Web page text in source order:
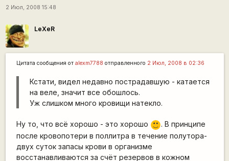
2 Июл, 2008 15:48
LeXeR
Цитата сообщения от alexm7788 отправленного 2 Июл, 2008 в 02:36
Кстати, видел недавно пострадавшую - катается
на веле, значит все обошлось.
Уж слишком много кровищи натекло.
Ну то, что всё хорошо - это хорошо :) . В принципе
после кровопотери в поллитра в течение полутора-
двух суток запасы крови в организме
восстанавливаются за счёт резервов в кожном